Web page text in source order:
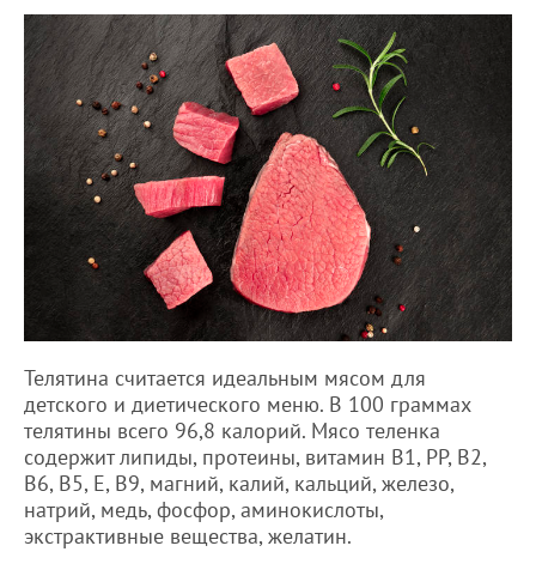
Телятина считается идеальным мясом для
детского и диетического меню. В 100 граммах
телятины всего 96,8 калорий. Мясо теленка
содержит липиды, протеины, витамин В1, РР, В2,
В6, В5, Е, В9, магний, калий, кальций, железо,
натрий, медь, фосфор, аминокислоты,
экстрактивные вещества, желатин.